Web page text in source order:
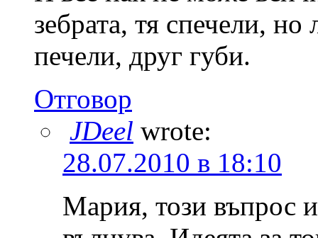
зебрата, тя спечели,
печели, друг губи.
Отговор
JDeel wrote:
28.07.2010 в 18:10
Мария, този въпрос